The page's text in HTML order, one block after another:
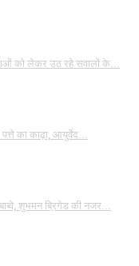
को लेकर उठ रहे सवालों के...
पत्ते का काढ़ा, आयुर्वेद...
शुभमन ब्रिगेड की नजर...